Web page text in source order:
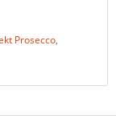
Prosecco,